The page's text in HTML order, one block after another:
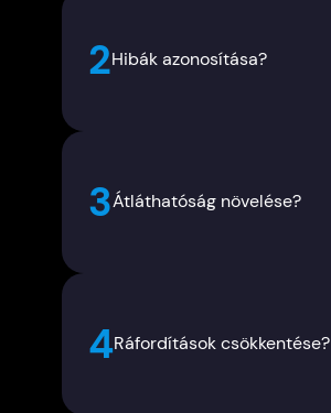
2Hibák azonosítása?
3Átláthatóság növelése?
4Ráfordítások csökkentése?